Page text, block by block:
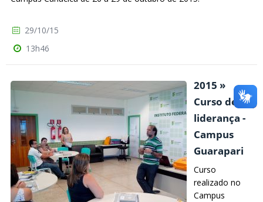
29/10/15
13h46
2015 »
Curso de
liderança -
Campus
Guarapari
Curso
realizado no
Campus